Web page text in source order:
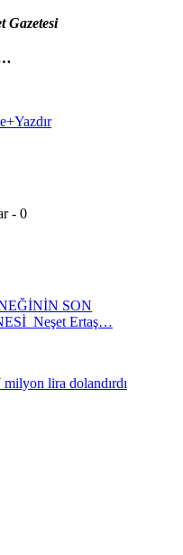
Yazdır
- 0
SON
Neşet Ertaş…
lira dolandırdı